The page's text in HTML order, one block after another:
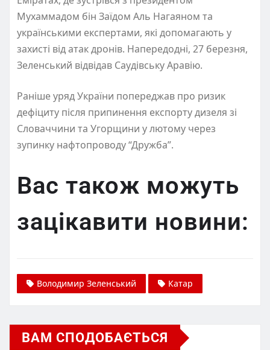
Мухаммадом бін Заїдом Аль Нагаяном та
українськими експертами, які допомагають у
захисті від атак дронів. Напередодні, 27 березня,
Зеленський відвідав Саудівську Аравію.
Раніше уряд України попереджав про ризик
дефіциту після припинення експорту дизеля зі
Словаччини та Угорщини у лютому через
зупинку нафтопроводу “Дружба”.
Вас також можуть
зацікавити новини:
Володимир Зеленський Катар
ВАМ СПОДОБАЄТЬСЯ